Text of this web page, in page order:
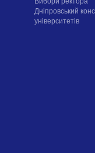
Дніпровський
університетів